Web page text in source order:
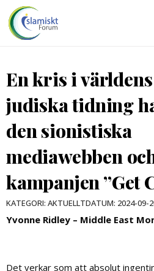
En kris i
judiska tidning
den sionistiska
mediawebben
kampanjen ”Get
KATEGORI: AKTUELLTDATUM: 2024-09-
Yvonne Ridley – Middle East
Det verkar som att absolut